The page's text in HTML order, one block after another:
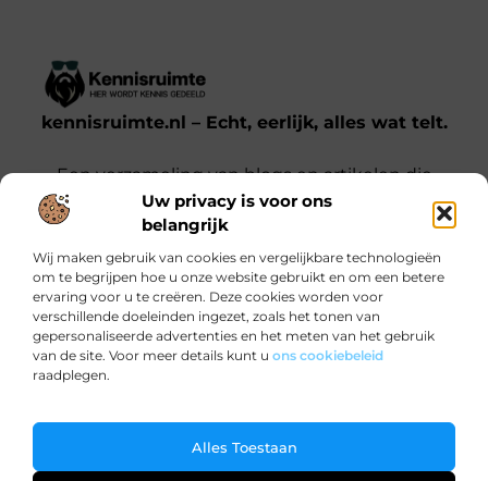
Uw privacy is voor ons
belangrijk
Wij maken gebruik van cookies en vergelijkbare technologieën
om te begrijpen hoe u onze website gebruikt en om een betere
ervaring voor u te creëren. Deze cookies worden voor
verschillende doeleinden ingezet, zoals het tonen van
gepersonaliseerde advertenties en het meten van het gebruik
van de site. Voor meer details kunt u ons cookiebeleid
raadplegen.
Alles Toestaan
kennisruimte.nl – Echt, eerlijk, alles wat telt.
Een verzameling van blogs en artikelen die
een breed scala aan onderwerpen uit het
dagelijks leven behandelen.
Onze informatie
Bericht categorie